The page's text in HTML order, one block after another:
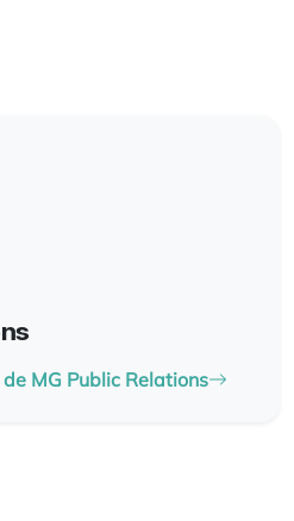
MG Public Relations